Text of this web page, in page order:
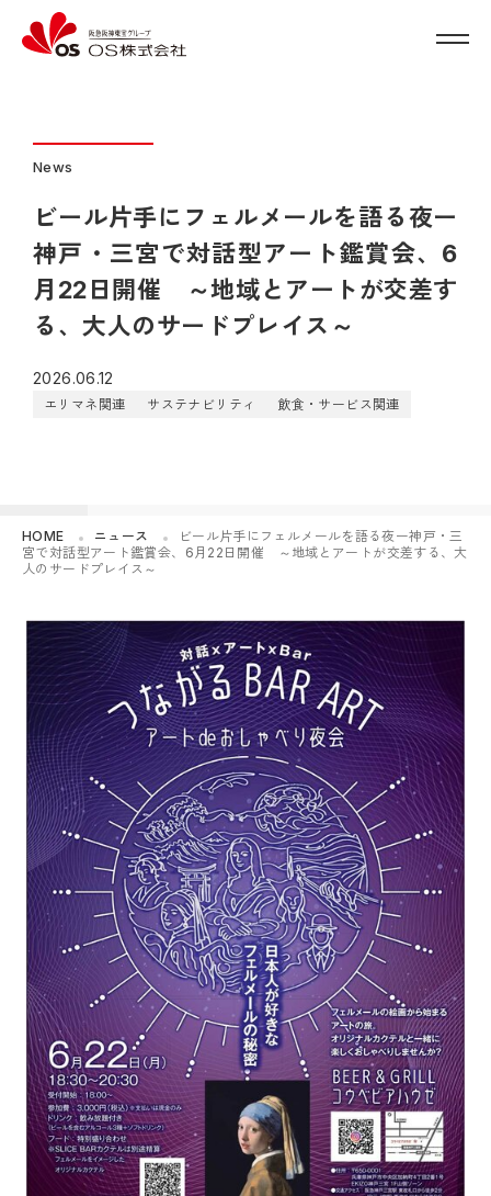
News
ビール片手にフェルメールを語る夜ー
神戸・三宮で対話型アート鑑賞会、6
月22日開催 ～地域とアートが交差す
る、大人のサードプレイス～
2026.06.12
エリマネ関連 サステナビリティ 飲食・サービス関連
HOME ニュース
ビール片手にフェルメールを語る夜ー神戸・三
宮で対話型アート鑑賞会、6月22日開催 ～地域とアートが交差する、大
人のサードプレイス～